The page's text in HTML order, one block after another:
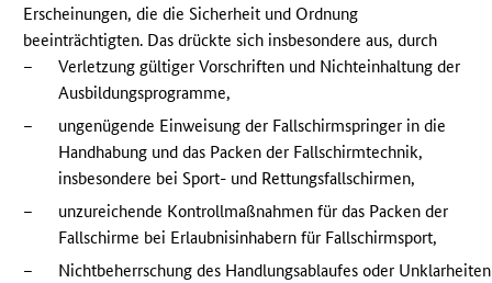
Erscheinungen, die die Sicherheit und Ordnung
beeinträchtigten. Das drückte sich insbesondere aus, durch
–
Verletzung gültiger Vorschriften und Nichteinhaltung der
Ausbildungsprogramme,
–
ungenügende Einweisung der Fallschirmspringer in die
Handhabung und das Packen der Fallschirmtechnik,
insbesondere bei Sport- und Rettungsfallschirmen,
–
unzureichende Kontrollmaßnahmen für das Packen der
Fallschirme bei Erlaubnisinhabern für Fallschirmsport,
–
Nichtbeherrschung des Handlungsablaufes oder Unklarheiten